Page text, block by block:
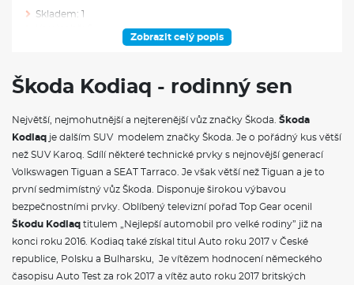
Skladem: 1
Uložený parkovací manévr
Adaptivní vedení v jízdním pruhu (Lane Assist+), asistent pro
jízdu v koloně a nouzový asistent
Prediktivní ochrana cestujících
Prediktivní tempomat
Asistovaná jízda 2.5+
Držák telefonu a tabletu
Odkládací přihrádka za středovou konzolou
Sluneční rolety zadních bočních oken
Ochrana hran dveří
Boční airbagy vzadu
Zobrazit celý popis
Škoda Kodiaq - rodinný sen
Největší, nejmohutnější a nejterenější vůz značky Škoda. Škoda
Kodiaq je dalším SUV modelem značky Škoda. Je o pořádný kus větší
než SUV Karoq. Sdílí některé technické prvky s nejnovější generací
Volkswagen Tiguan a SEAT Tarraco. Je však větší než Tiguan a je to
první sedmimístný vůz Škoda. Disponuje širokou výbavou
bezpečnostními prvky. Oblíbený televizní pořad Top Gear ocenil
Škodu Kodiaq titulem „Nejlepší automobil pro velké rodiny” již na
konci roku 2016. Kodiaq také získal titul Auto roku 2017 v České
republice, Polsku a Bulharsku, Je vítězem hodnocení německého
časopisu Auto Test za rok 2017 a vítěz auto roku 2017 britských